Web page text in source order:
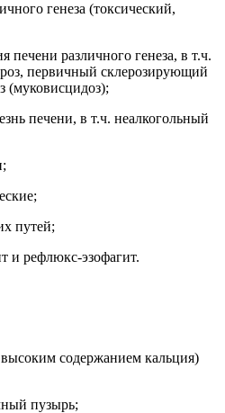
генеза (токсический,
печени различного генеза, в т.ч.
первичный склерозирующий
(муковисцидоз);
печени, в т.ч. неалкогольный
путей;
и рефлюкс-эзофагит.
содержанием кальция)
пузырь;